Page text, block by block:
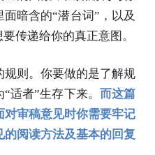
暗含的“潜台词”，以及
传递给你的真正意图。
则。你要做的是了解规
适者”生存下来。 而这篇
审稿意见时你需要牢记
阅读方法及基本的回复